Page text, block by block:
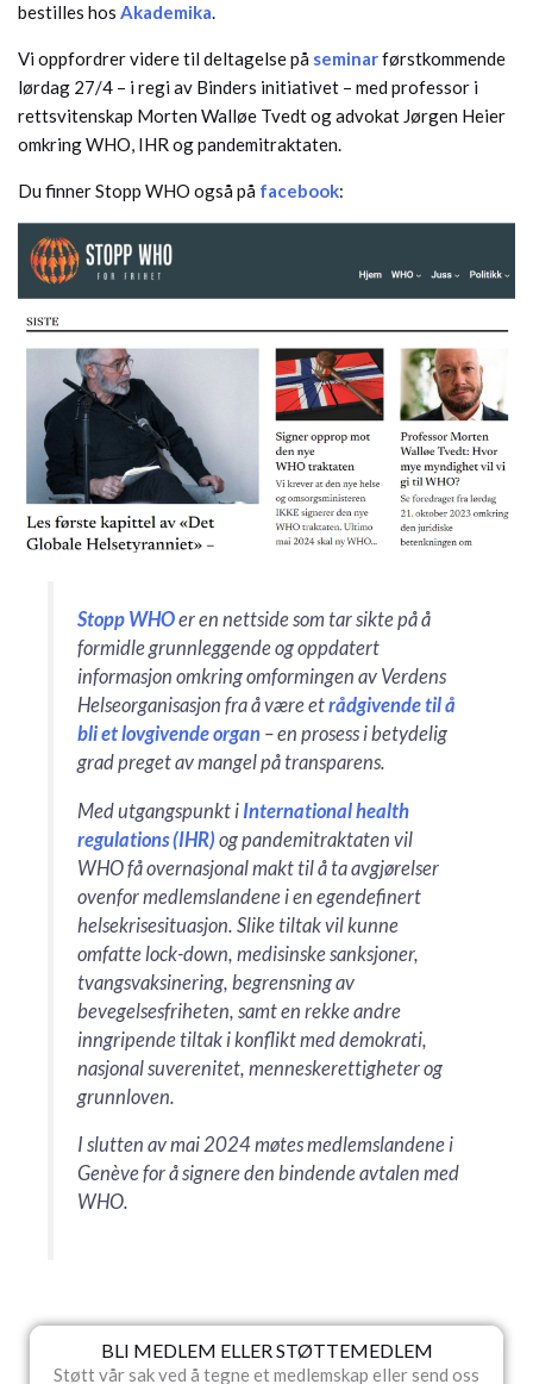
bestilles hos Akademika.
Vi oppfordrer videre til deltagelse på seminarførstkommende
lørdag 27/4 – i regi av Binders initiativet – med professor i
rettsvitenskap Morten Walløe Tvedt og advokat Jørgen Heier
omkring WHO, IHR og pandemitraktaten.
Du finner Stopp WHO også på facebook:
Stopp WHOer en nettside som tar sikte på å
formidle grunnleggende og oppdatert
informasjon omkring omformingen av Verdens
Helseorganisasjon fra å være etrådgivende til å
bli et lovgivende organ– en prosess i betydelig
grad preget av mangel på transparens.
Med utgangspunkt i International health
regulations (IHR) og pandemitraktaten vil
WHO få overnasjonal makt til å ta avgjørelser
ovenfor medlemslandene i en egendefinert
helsekrisesituasjon. Slike tiltak vil kunne
omfatte lock-down, medisinske sanksjoner,
tvangsvaksinering, begrensning av
bevegelsesfriheten, samt en rekke andre
inngripende tiltak i konflikt med demokrati,
nasjonal suverenitet, menneskerettigheter og
grunnloven.
I slutten av mai 2024 møtes medlemslandene i
Genève for å signere den bindende avtalen med
WHO.
BLI MEDLEM ELLER STØTTEMEDLEM
Støtt vår sak ved å tegne et medlemskap eller send oss